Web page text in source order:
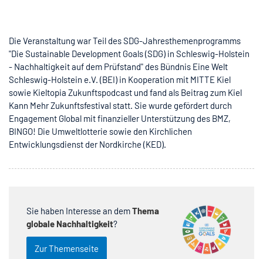
Die Veranstaltung war Teil des SDG-Jahresthemenprogramms
"Die Sustainable Development Goals (SDG) in Schleswig-Holstein
- Nachhaltigkeit auf dem Prüfstand" des Bündnis Eine Welt
Schleswig-Holstein e.V. (BEI) in Kooperation mit MITTE Kiel
sowie Kieltopia Zukunftspodcast und fand als Beitrag zum Kiel
Kann Mehr Zukunftsfestival statt. Sie wurde gefördert durch
Engagement Global mit finanzieller Unterstützung des BMZ,
BINGO! Die Umweltlotterie sowie den Kirchlichen
Entwicklungsdienst der Nordkirche (KED).
Sie haben Interesse an demThema
globale Nachhaltigkeit?
Zur Themenseite